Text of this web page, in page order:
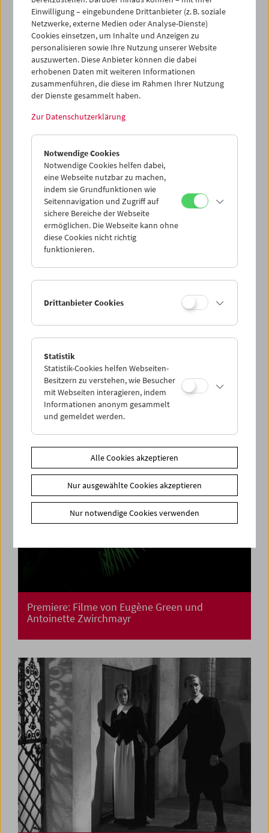
Jean-Luc Godard 3
Das Heim kehren
Elfriede Jelinek, Paula Wessely und das
beschmutzte Nest
Premiere: Filme von Eugène Green und
Antoinette Zwirchmayr
Einwilligung – eingebundene Drittanbieter (z. B. soziale
Netzwerke, externe Medien oder Analyse-Dienste)
Cookies einsetzen, um Inhalte und Anzeigen zu
personalisieren sowie Ihre Nutzung unserer Website
auszuwerten. Diese Anbieter können die dabei
erhobenen Daten mit weiteren Informationen
zusammenführen, die diese im Rahmen Ihrer Nutzung
der Dienste gesammelt haben.
Zur Datenschutzerklärung
Notwendige Cookies
Notwendige Cookies helfen dabei,
eine Webseite nutzbar zu machen,
indem sie Grundfunktionen wie
Seitennavigation und Zugriff auf
sichere Bereiche der Webseite
ermöglichen. Die Webseite kann ohne
diese Cookies nicht richtig
funktionieren.
Drittanbieter Cookies
Statistik
Statistik-Cookies helfen Webseiten-
Besitzern zu verstehen, wie Besucher
mit Webseiten interagieren, indem
Informationen anonym gesammelt
und gemeldet werden.
Alle Cookies akzeptieren
Nur ausgewählte Cookies akzeptieren
Nur notwendige Cookies verwenden